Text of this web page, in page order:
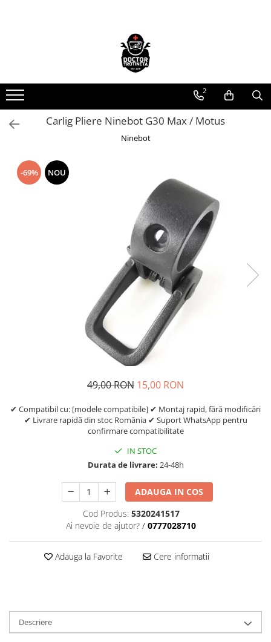
Toate produsele
Piese de schimb
https://www.doctortrotineta.ro/electrica
Acceleratie
Controller
Motoare
https://www.doctortrotineta.ro/frane
https://www.doctortrotineta.ro/lumini
https://www.doctortrotineta.ro/cadru
Aparatori (aripi)
https://www.doctortrotineta.ro/camere-
https://www.doctortrotineta.ro/cauciucuri-
trotinete-electrice
https://www.doctortrotineta.ro/cauciucuri-
Camere bicicleta
Cauciuc tubeless cu GEL antipană
2
Carlig Pliere Ninebot G30 Max / Motus
Ninebot
-69% NOU
49,00 RON 15,00 RON
✔ Compatibil cu: [modele compatibile] ✔ Montaj rapid, fără modificări
✔ Livrare rapidă din stoc România ✔ Suport WhatsApp pentru
confirmare compatibilitate
IN STOC
Durata de livrare: 24-48h
ADAUGA IN COS
Cod Produs: 5320241517
Ai nevoie de ajutor? / 0777028710
Adauga la Favorite Cere informatii
Descriere